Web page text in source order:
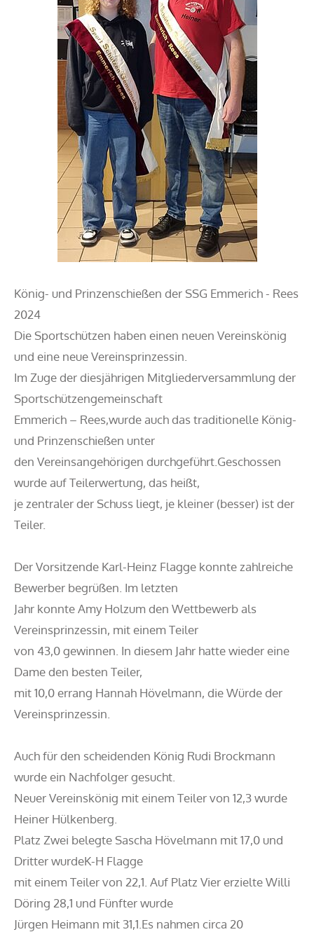
König- und Prinzenschießen der SSG Emmerich - Rees
2024
Die Sportschützen haben einen neuen Vereinskönig
und eine neue Vereinsprinzessin.
Im Zuge der diesjährigen Mitgliederversammlung der
Sportschützengemeinschaft
Emmerich – Rees,wurde auch das traditionelle König-
und Prinzenschießen unter
den Vereinsangehörigen durchgeführt.Geschossen
wurde auf Teilerwertung, das heißt,
je zentraler der Schuss liegt, je kleiner (besser) ist der
Teiler.
Der Vorsitzende Karl-Heinz Flagge konnte zahlreiche
Bewerber begrüßen. Im letzten
Jahr konnte Amy Holzum den Wettbewerb als
Vereinsprinzessin, mit einem Teiler
von 43,0 gewinnen. In diesem Jahr hatte wieder eine
Dame den besten Teiler,
mit 10,0 errang Hannah Hövelmann, die Würde der
Vereinsprinzessin.
Auch für den scheidenden König Rudi Brockmann
wurde ein Nachfolger gesucht.
Neuer Vereinskönig mit einem Teiler von 12,3 wurde
Heiner Hülkenberg.
Platz Zwei belegte Sascha Hövelmann mit 17,0 und
Dritter wurdeK-H Flagge
mit einem Teiler von 22,1. Auf Platz Vier erzielte Willi
Döring 28,1 und Fünfter wurde
Jürgen Heimann mit 31,1.Es nahmen circa 20